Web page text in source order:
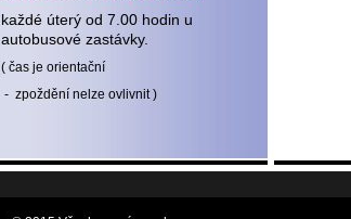
každé úterý od 7.00 hodin u
autobusové zastávky.
( čas je orientační
- zpoždění nelze ovlivnit )